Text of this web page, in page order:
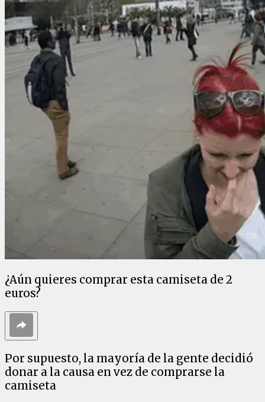
¿Aún quieres comprar esta camiseta de 2
euros?
Por supuesto, la mayoría de la gente decidió
donar a la causa en vez de comprarse la
camiseta